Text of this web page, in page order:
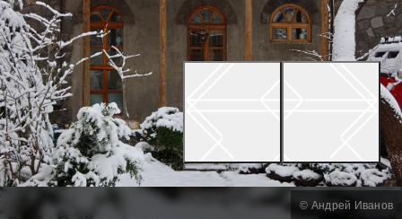
© Андрей Иванов